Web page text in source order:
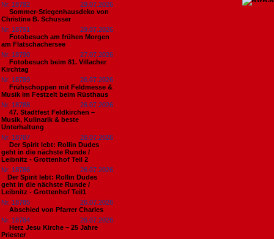
Nr. 18792
29.07.2026
Sommer-Stiegenhausdeko von
Christine B. Schusser
Nr. 18791
29.07.2026
Fotobesuch am frühen Morgen
am Flatschachersee
Nr. 18790
27.07.2026
Fotobesuch beim 81. Villacher
Kirchtag
Nr. 18789
26.07.2026
Frühschoppen mit Feldmesse &
Musik im Festzelt beim Rüsthaus
Nr. 18788
26.07.2026
47. Stadtfest Feldkirchen –
Musik, Kulinarik & beste
Unterhaltung
Nr. 18787
26.07.2026
Der Spirit lebt: Rollin Dudes
geht in die nächste Runde /
Leibnitz - Grottenhof Teil 2
Nr. 18786
26.07.2026
​Der Spirit lebt: Rollin Dudes
geht in die nächste Runde /
Leibnitz - Grottenhof Teil1
Nr. 18785
26.07.2026
Abschied von Pfarrer Charles
Nr. 18784
26.07.2026
Herz Jesu Kirche – 25 Jahre
Priester